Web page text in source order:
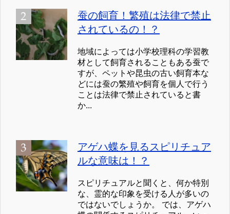
蚕の飼育！繁殖は法律で禁止
されているの！？
地域によっては小学校理科の学習教
材として飼育されることもある蚕で
すが、ペットや昆虫の古い飼育本な
どには蚕の繁殖や飼育を個人で行う
ことは法律で禁止されていると書
か...
アゲハ蝶を見るスピリチュア
ルな意味は！？
スピリチュアルと聞くと、何か特別
な、霊的な印象を受ける人が多いの
ではないでしょうか。 では、アゲハ